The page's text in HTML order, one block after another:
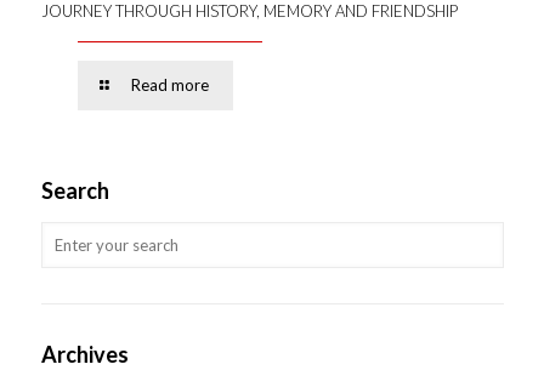
JOURNEY THROUGH HISTORY, MEMORY AND FRIENDSHIP
Read more
Search
Archives